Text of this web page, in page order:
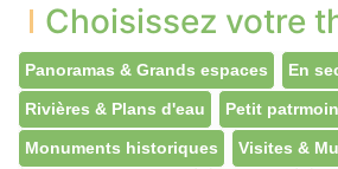
Choisissez votre
Panoramas & Grands espaces En
Rivières & Plans d'eau Petit
Monuments historiques Visites &